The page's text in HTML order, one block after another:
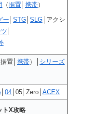
（据置 携帯）
ー STG SLG │アクシ
置│ 携帯）│ シリーズ
04 │05│Zero│ ACEX
トX攻略